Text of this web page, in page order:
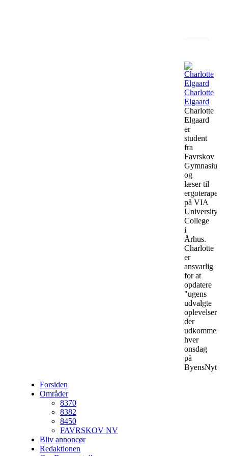
Charlotte
Elgaard
Charlotte
Elgaard
er
student
fra
Favrskov
Gymnasium
og
læser til
ergoterapeut
på VIA
University
College
i
Århus.
Charlotte
er
ansvarlig
for at
opdatere
"ugens
udvalgte
oplevelser",
der
udkommer
hver
onsdag
på
ByensNyt.
Forsiden
Områder
8370
8382
8450
FAVRSKOV NV
Bliv annoncør
Redaktionen